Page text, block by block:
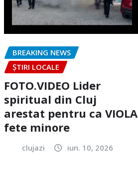
BREAKING NEWS
ȘTIRI LOCALE
FOTO.VIDEO Lider
spiritual din Cluj
arestat pentru ca VIOLA
fete minore
clujazi iun. 10, 2026